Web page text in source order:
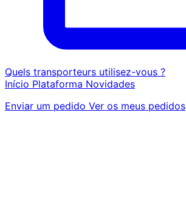
Quels transporteurs utilisez-vous ?
Início Plataforma Novidades
Enviar um pedido Ver os meus pedidos